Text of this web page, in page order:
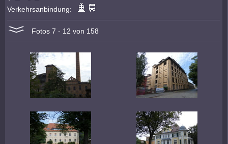
Verkehrsanbindung:
Fotos 7 - 12 von 158